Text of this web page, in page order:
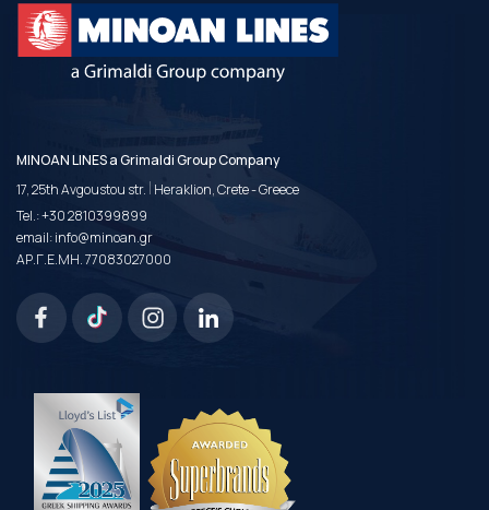
MINOAN LINES a Grimaldi Group Company
17, 25th Avgoustou str. | Heraklion, Crete - Greece
Tel.:+30 2810399899
email:info@minoan.gr
ΑΡ.Γ.Ε.ΜΗ. 77083027000